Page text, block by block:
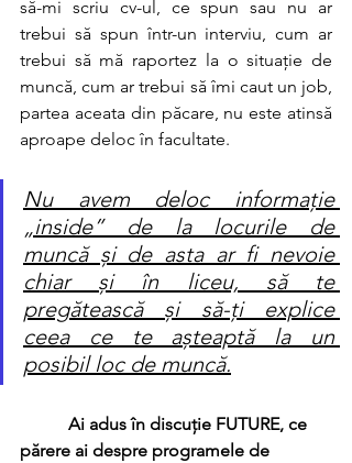
să-mi scriu cv-ul, ce spun sau nu ar
trebui să spun într-un interviu, cum ar
trebui să mă raportez la o situație de
muncă, cum ar trebui să îmi caut un job,
partea aceata din păcare, nu este atinsă
aproape deloc în facultate.
Nu avem deloc informație
„inside” de la locurile de
muncă și de asta ar fi nevoie
chiar și în liceu, să te
pregătească și să-ți explice
ceea ce te așteaptă la un
posibil loc de muncă.
Ai adus în discuție FUTURE, ce
părere ai despre programele de